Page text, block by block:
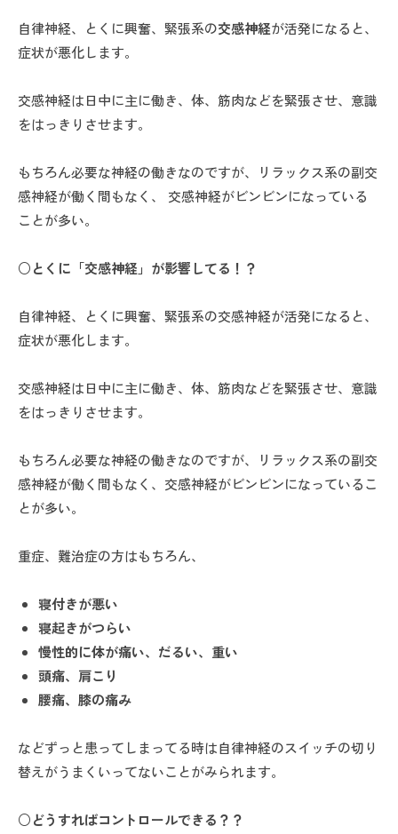
自律神経、とくに興奮、緊張系の交感神経が活発になると、
症状が悪化します。
交感神経は日中に主に働き、体、筋肉などを緊張させ、意識
をはっきりさせます。
もちろん必要な神経の働きなのですが、リラックス系の副交
感神経が働く間もなく、 交感神経がビンビンになっている
ことが多い。
○とくに「交感神経」が影響してる！？
自律神経、とくに興奮、緊張系の交感神経が活発になると、
症状が悪化します。
交感神経は日中に主に働き、体、筋肉などを緊張させ、意識
をはっきりさせます。
もちろん必要な神経の働きなのですが、リラックス系の副交
感神経が働く間もなく、交感神経がビンビンになっているこ
とが多い。
重症、難治症の方はもちろん、
寝付きが悪い
寝起きがつらい
慢性的に体が痛い、だるい、重い
頭痛、肩こり
腰痛、膝の痛み
などずっと患ってしまってる時は自律神経のスイッチの切り
替えがうまくいってないことがみられます。
○どうすればコントロールできる？？